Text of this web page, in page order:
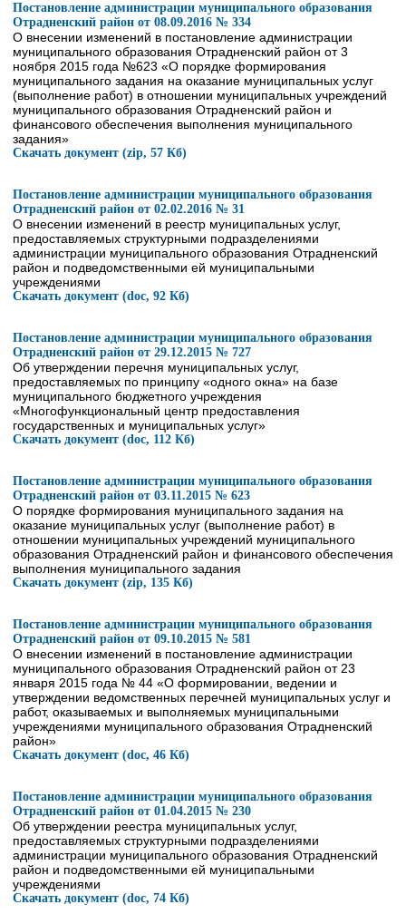
Постановление администрации муниципального образования
Отрадненский район от 08.09.2016 № 334
О внесении изменений в постановление администрации
муниципального образования Отрадненский район от 3
ноября 2015 года №623 «О порядке формирования
муниципального задания на оказание муниципальных услуг
(выполнение работ) в отношении муниципальных учреждений
муниципального образования Отрадненский район и
финансового обеспечения выполнения муниципального
задания»
Скачать документ (zip, 57 Кб)
Постановление администрации муниципального образования
Отрадненский район от 02.02.2016 № 31
О внесении изменений в реестр муниципальных услуг,
предоставляемых структурными подразделениями
администрации муниципального образования Отрадненский
район и подведомственными ей муниципальными
учреждениями
Скачать документ (doc, 92 Кб)
Постановление администрации муниципального образования
Отрадненский район от 29.12.2015 № 727
Об утверждении перечня муниципальных услуг,
предоставляемых по принципу «одного окна» на базе
муниципального бюджетного учреждения
«Многофункциональный центр предоставления
государственных и муниципальных услуг»
Скачать документ (doc, 112 Кб)
Постановление администрации муниципального образования
Отрадненский район от 03.11.2015 № 623
О порядке формирования муниципального задания на
оказание муниципальных услуг (выполнение работ) в
отношении муниципальных учреждений муниципального
образования Отрадненский район и финансового обеспечения
выполнения муниципального задания
Скачать документ (zip, 135 Кб)
Постановление администрации муниципального образования
Отрадненский район от 09.10.2015 № 581
О внесении изменений в постановление администрации
муниципального образования Отрадненский район от 23
января 2015 года № 44 «О формировании, ведении и
утверждении ведомственных перечней муниципальных услуг и
работ, оказываемых и выполняемых муниципальными
учреждениями муниципального образования Отрадненский
район»
Скачать документ (doc, 46 Кб)
Постановление администрации муниципального образования
Отрадненский район от 01.04.2015 № 230
Об утверждении реестра муниципальных услуг,
предоставляемых структурными подразделениями
администрации муниципального образования Отрадненский
район и подведомственными ей муниципальными
учреждениями
Скачать документ (doc, 74 Кб)